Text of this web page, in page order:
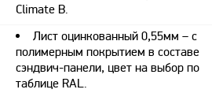
Climate B.
Лист оцинкованный 0,55мм – с
полимерным покрытием в составе
сэндвич-панели, цвет на выбор по
таблице RAL.